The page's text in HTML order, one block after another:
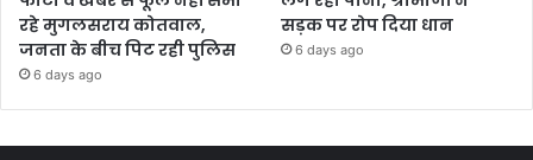
रहे मुगलसराय कोतवाल,
जनता के बीच पिट रही पुलिस
6 days ago
सड़क पर रोप दिया धान
6 days ago